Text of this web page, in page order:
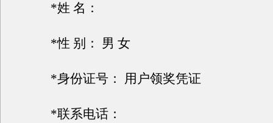
*姓 名：
*性 别： 男 女
*身份证号： 用户领奖凭证
*联系电话：